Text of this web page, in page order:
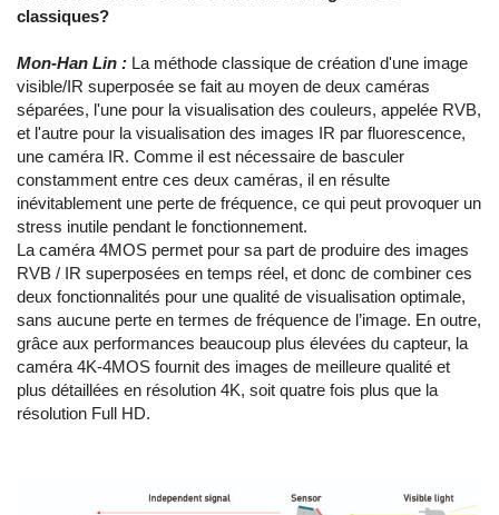
classiques?
Mon-Han Lin : La méthode classique de création d'une image
visible/IR superposée se fait au moyen de deux caméras
séparées, l'une pour la visualisation des couleurs, appelée RVB,
et l'autre pour la visualisation des images IR par fluorescence,
une caméra IR. Comme il est nécessaire de basculer
constamment entre ces deux caméras, il en résulte
inévitablement une perte de fréquence, ce qui peut provoquer un
stress inutile pendant le fonctionnement.
La caméra 4MOS permet pour sa part de produire des images
RVB / IR superposées en temps réel, et donc de combiner ces
deux fonctionnalités pour une qualité de visualisation optimale,
sans aucune perte en termes de fréquence de l’image. En outre,
grâce aux performances beaucoup plus élevées du capteur, la
caméra 4K-4MOS fournit des images de meilleure qualité et
plus détaillées en résolution 4K, soit quatre fois plus que la
résolution Full HD.